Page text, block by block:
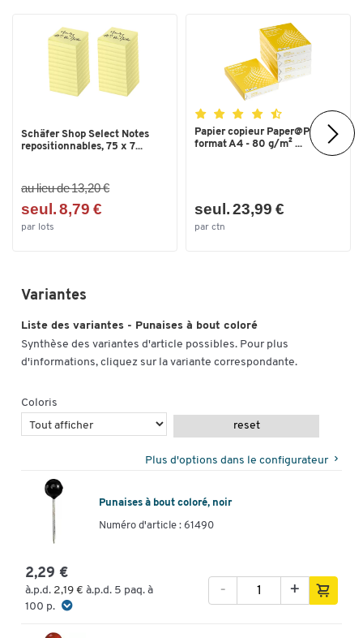
Schäfer Shop Select Notes
repositionnables, 75 x 7...
au lieu de 13,20 €
seul. 8,79 €
par lots
Papier copieur Paper@Print -
format A4 - 80 g/m² ...
seul. 23,99 €
par ctn
Variantes
Liste des variantes - Punaises à bout coloré
Synthèse des variantes d'article possibles. Pour plus
d'informations, cliquez sur la variante correspondante.
Coloris
reset
Plus d'options dans le configurateur
Punaises à bout coloré, noir
Numéro d'article : 61490
2,29 €
à.p.d. 2,19 € à.p.d. 5 paq. à
100 p.
+
-
Toucher deux fois pour zoomer